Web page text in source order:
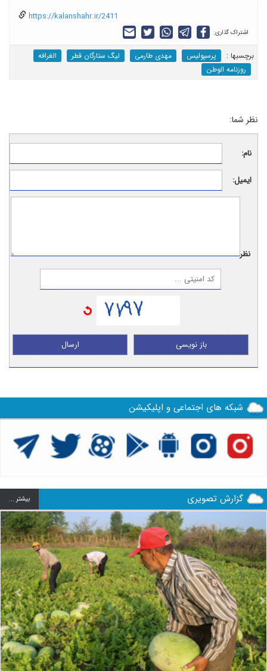
https://kalanshahr.ir/2411
اشتراک گذاری:
برچسب‎ها : پرسپولیس مهدی طارمی لیگ ستارگان قطر
الغرافه
روزنامه الوطن
نظر شما:
نام:
ایمیل:
نظر:
ارسال باز نویسی
شبکه های اجتماعی و اپلیکیشن
گزارش تصویری بيشتر ...
Next